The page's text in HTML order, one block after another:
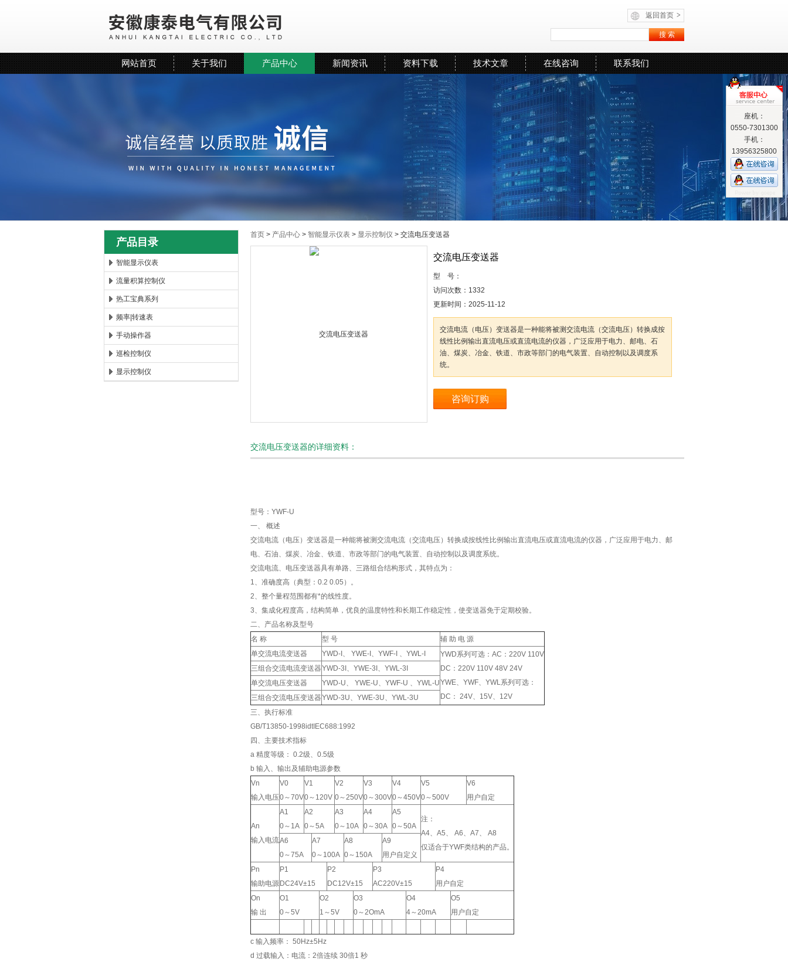
安徽康泰电气有限公司
返回首页 >
网站首页 关于我们 产品中心 新闻资讯 资料下载 技术文章 在线咨询 联系我们
产品目录
智能显示仪表
流量积算控制仪
热工宝典系列
频率|转速表
手动操作器
巡检控制仪
显示控制仪
首页 > 产品中心 > 智能显示仪表 > 显示控制仪 > 交流电压变送器
交流电压变送器
型 号：
访问次数： 1332
更新时间： 2025-11-12
交流电流（电压）变送器是一种能将被测交流电流（交流电压）转换成按
线性比例输出直流电压或直流电流的仪器，广泛应用于电力、邮电、石
油、煤炭、冶金、铁道、市政等部门的电气装置、自动控制以及调度系
统。
咨询订购
交流电压变送器的详细资料：
型号：YWF-U
一、 概述
交流电流（电压）变送器是一种能将被测交流电流（交流电压）转换成按线性比例输出直流电压或直流电流的仪器，广泛应用于电力、邮
电、石油、煤炭、冶金、铁道、市政等部门的电气装置、自动控制以及调度系统。
交流电流、电压变送器具有单路、三路组合结构形式，其特点为：
1、准确度高（典型：0.2 0.05）。
2、整个量程范围都有*的线性度。
3、集成化程度高，结构简单，优良的温度特性和长期工作稳定性，使变送器免于定期校验。
二、产品名称及型号
名 称
型 号
辅 助 电 源
单交流电流变送器
YWD-I、 YWE-I、YWF-I 、YWL-I
YWD系列可选：AC：220V 110V
DC：220V 110V 48V 24V
YWE、YWF、YWL系列可选：
DC： 24V、15V、12V
三组合交流电流变送器YWD-3I、YWE-3I、YWL-3I
单交流电压变送器
YWD-U、 YWE-U、YWF-U 、YWL-U
三组合交流电压变送器YWD-3U、YWE-3U、YWL-3U
三、执行标准
GB/T13850-1998idtIEC688:1992
四、主要技术指标
a 精度等级： 0.2级、0.5级
b 输入、输出及辅助电源参数
Vn
输入电压
V0
0～70V
V1
0～120V
V2
0～250V
V3
0～300V
V4
0～450V
V5
0～500V
V6
用户自定
An
输入电流
A1
0～1A
A2
0～5A
A3
0～10A
A4
0～30A
A5
0～50A
注：
A4、A5、 A6、A7、 A8
仅适合于YWF类结构的产品。
A6
0～75A
A7
0～100A
A8
0～150A
A9
用户自定义
Pn
输助电源
P1
DC24V±15
P2
DC12V±15
P3
AC220V±15
P4
用户自定
On
输 出
O1
0～5V
O2
1～5V
O3
0～2OmA
O4
4～20mA
O5
用户自定
c 输入频率： 50Hz±5Hz
d 过载输入：电流：2倍连续 30倍1 秒
座机：
0550-7301300
手机：
13956325800